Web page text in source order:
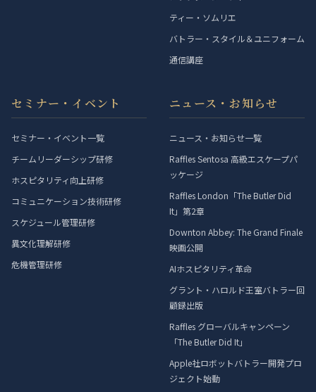
ティー・ソムリエ
バトラー・スタイル＆ユニフォーム
通信講座
セミナー・イベント
セミナー・イベント一覧
チームリーダーシップ研修
ホスピタリティ向上研修
コミュニケーション技術研修
スケジュール管理研修
異文化理解研修
危機管理研修
ニュース・お知らせ
ニュース・お知らせ一覧
Raffles Sentosa 高級エスケープパ
ッケージ
Raffles London「The Butler Did
It」第2章
Downton Abbey: The Grand Finale
映画公開
AIホスピタリティ革命
グラント・ハロルド王室バトラー回
顧録出版
Raffles グローバルキャンペーン
「The Butler Did It」
Apple社ロボットバトラー開発プロ
ジェクト始動